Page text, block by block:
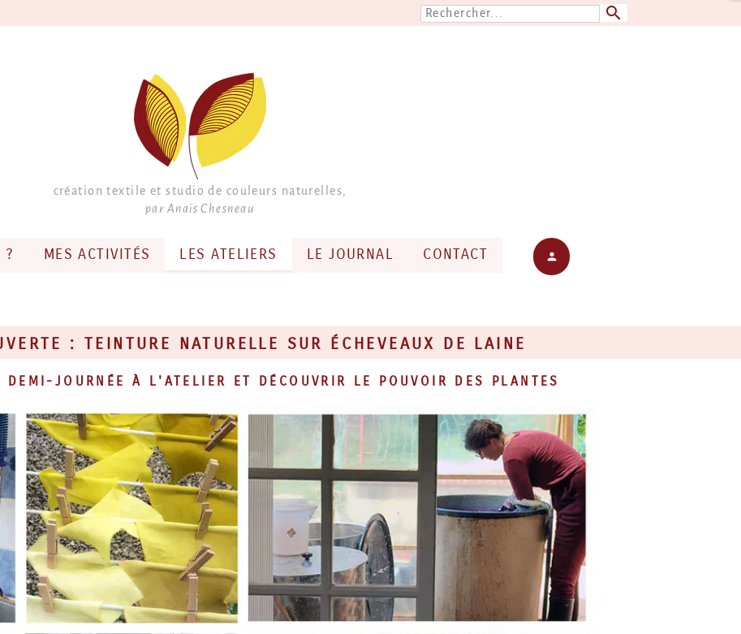
search
? MES ACTIVITÉS LES ATELIERS LE JOURNAL CONTACT person mon compte
création textile et studio de couleurs naturelles,
par Anaïs Chesneau
: TEINTURE NATURELLE SUR ÉCHEVEAUX DE LAINE
DEMI-JOURNÉE À L'ATELIER ET DÉCOUVRIR LE POUVOIR DES PLANTES